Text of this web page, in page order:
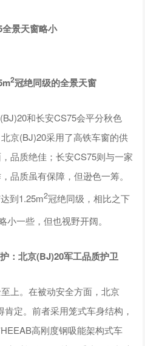
景天窗略小
2冠绝同级的全景天窗
和长安CS75会平分秋色
京(BJ)20采用了高铁车窗的供
品质绝佳；长安CS75则与一家
品质虽有保障，但逊色一筹。
到1.25m2冠绝同级，相比之下
小一些，但也视野开阔。
北京(BJ)20军工品质护卫
上。在被动安全方面，北京
定。前者采用笼式车身结构，
高刚度钢吸能架构式车